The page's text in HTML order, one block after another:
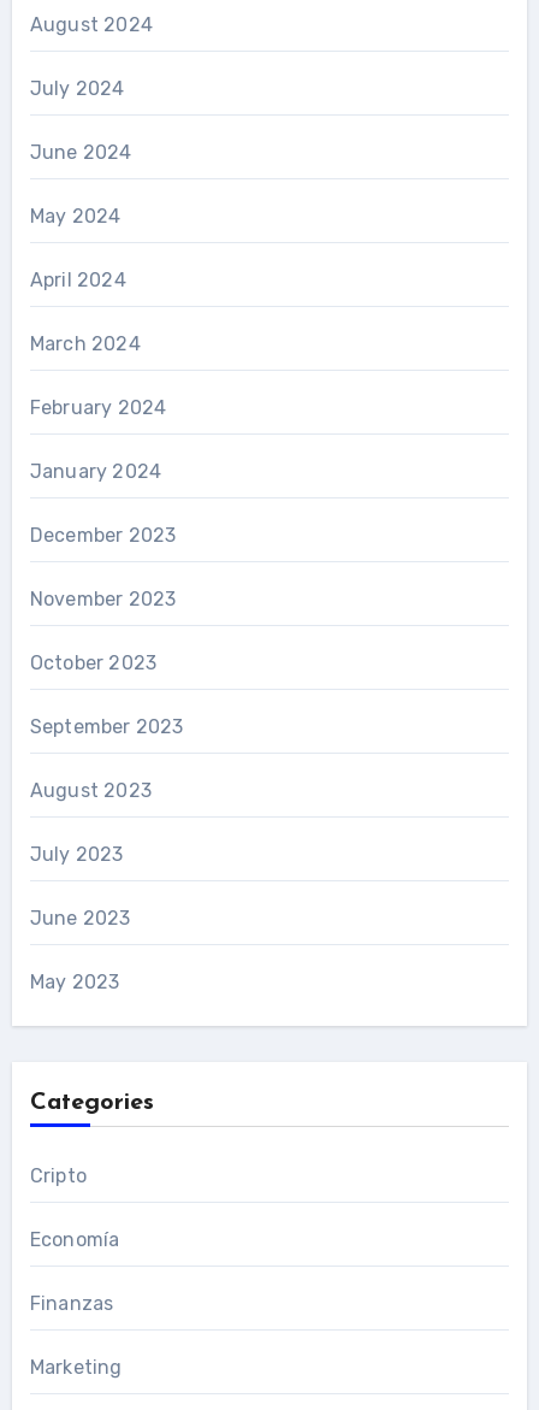
August 2024
July 2024
June 2024
May 2024
April 2024
March 2024
February 2024
January 2024
December 2023
November 2023
October 2023
September 2023
August 2023
July 2023
June 2023
May 2023
Categories
Cripto
Economía
Finanzas
Marketing